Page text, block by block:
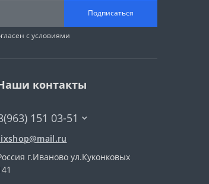
Подписаться
с условиями
контакты
151 03-51
г.Иваново ул.Куконковых